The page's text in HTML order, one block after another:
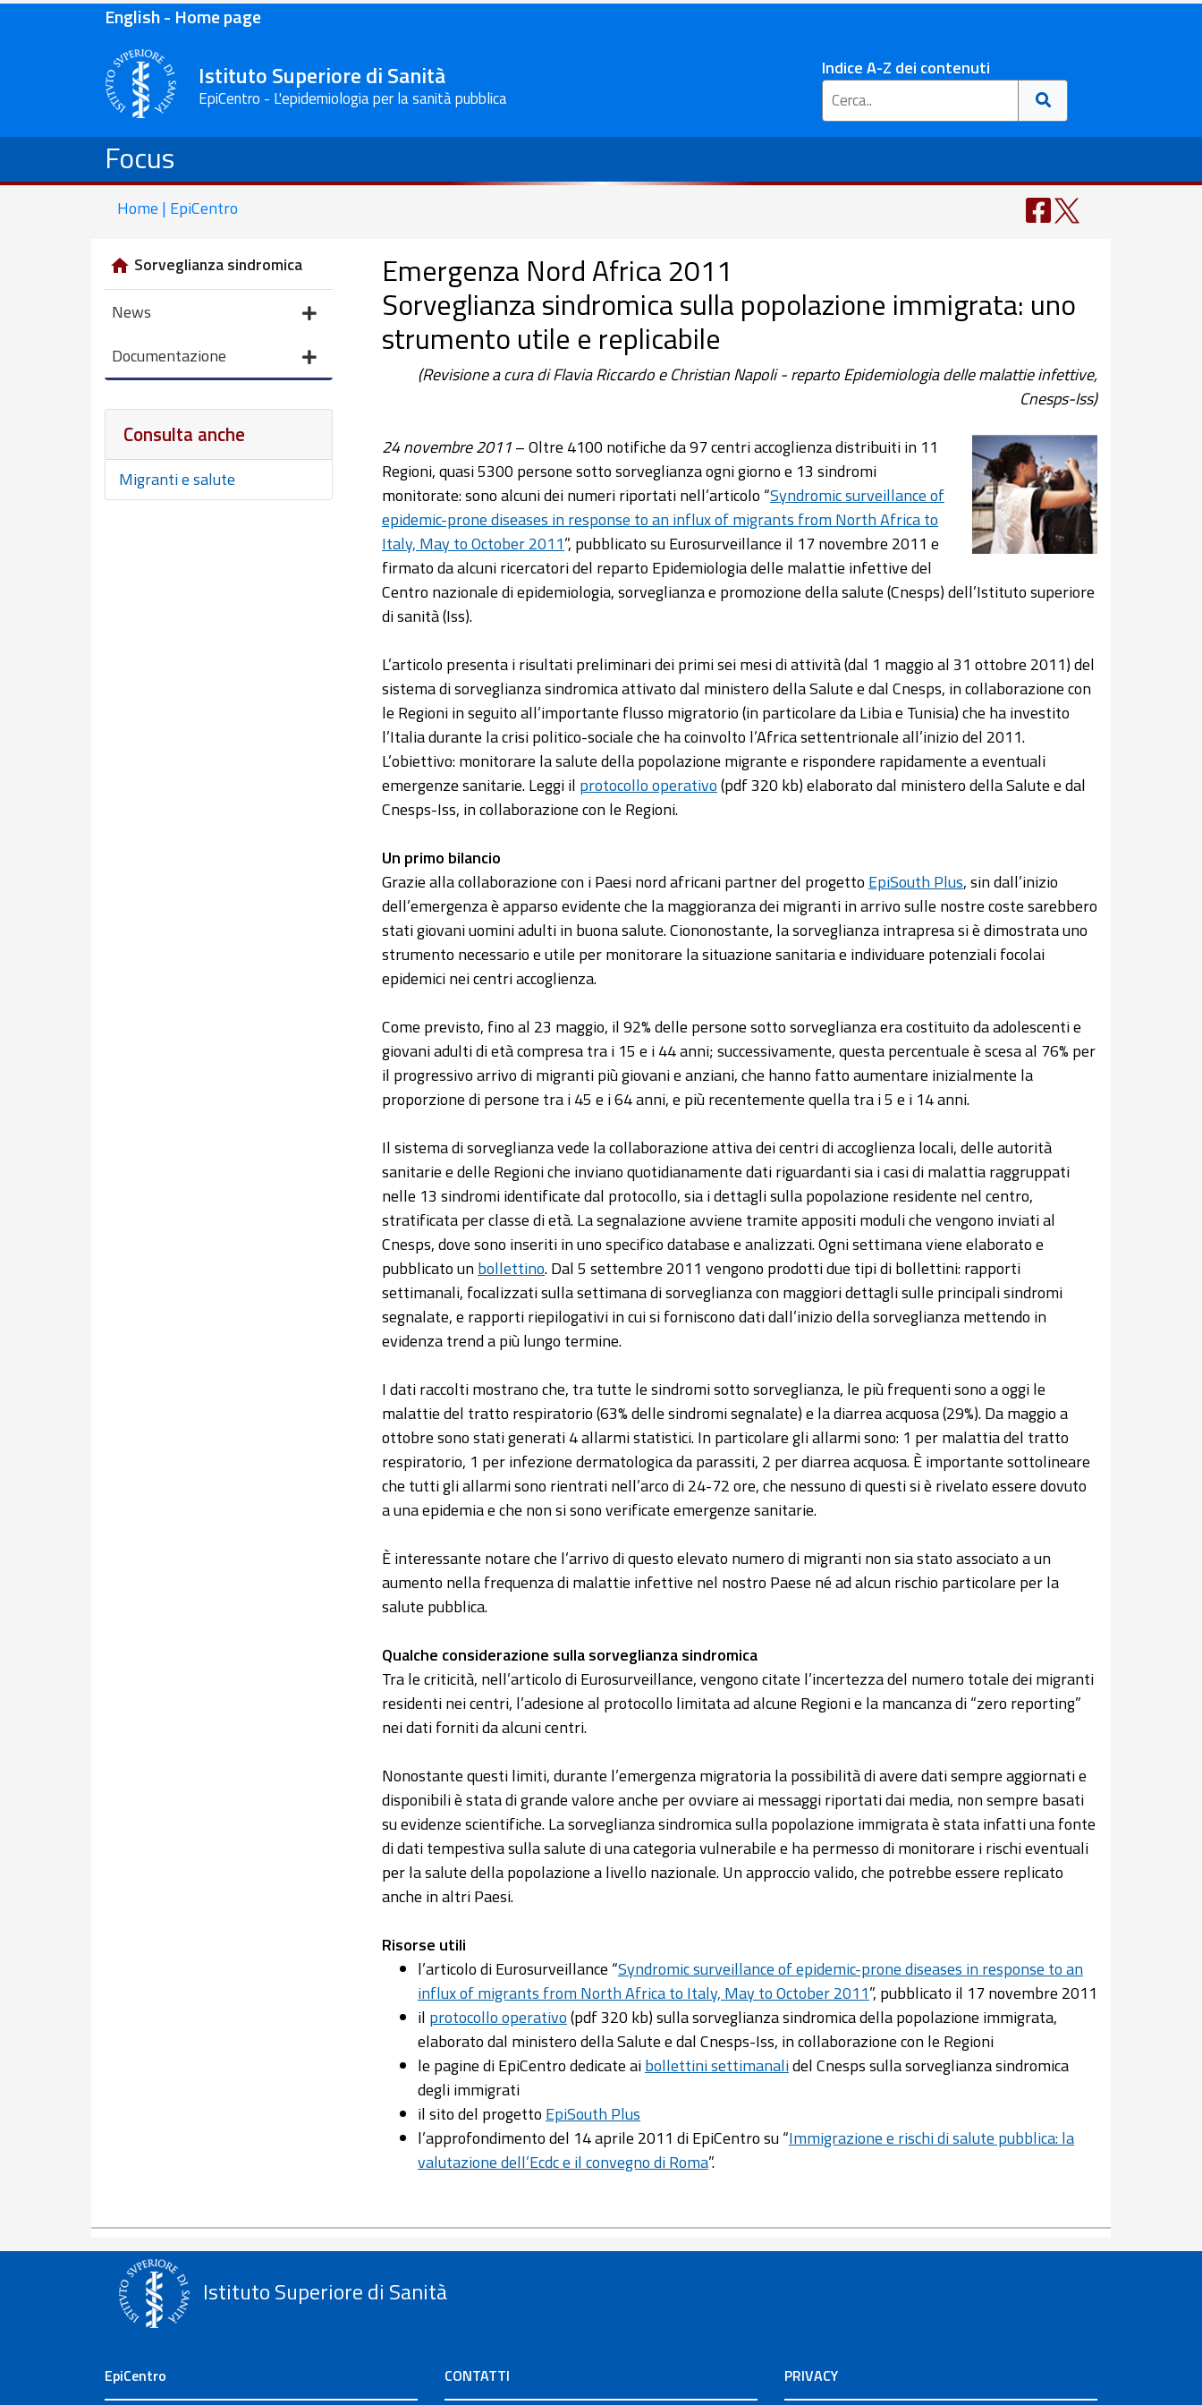
English - Home page
Istituto Superiore di Sanità
EpiCentro - L'epidemiologia per la sanità pubblica
Indice A-Z dei contenuti
Focus
Home | EpiCentro
Sorveglianza sindromica
News
Documentazione
Consulta anche
Migranti e salute
Emergenza Nord Africa 2011
Sorveglianza sindromica sulla popolazione immigrata: uno
strumento utile e replicabile
(Revisione a cura di Flavia Riccardo e Christian Napoli - reparto Epidemiologia delle malattie infettive,
Cnesps-Iss)
24 novembre 2011– Oltre 4100 notifiche da 97 centri accoglienza distribuiti in 11
Regioni, quasi 5300 persone sotto sorveglianza ogni giorno e 13 sindromi
monitorate: sono alcuni dei numeri riportati nell’articolo “Syndromic surveillance of
epidemic-prone diseases in response to an influx of migrants from North Africa to
Italy, May to October 2011”, pubblicato su Eurosurveillance il 17 novembre 2011 e
firmato da alcuni ricercatori del reparto Epidemiologia delle malattie infettive del
Centro nazionale di epidemiologia, sorveglianza e promozione della salute (Cnesps) dell’Istituto superiore
di sanità (Iss).
L’articolo presenta i risultati preliminari dei primi sei mesi di attività (dal 1 maggio al 31 ottobre 2011) del
sistema di sorveglianza sindromica attivato dal ministero della Salute e dal Cnesps, in collaborazione con
le Regioni in seguito all’importante flusso migratorio (in particolare da Libia e Tunisia) che ha investito
l’Italia durante la crisi politico-sociale che ha coinvolto l’Africa settentrionale all’inizio del 2011.
L’obiettivo: monitorare la salute della popolazione migrante e rispondere rapidamente a eventuali
emergenze sanitarie. Leggi il protocollo operativo(pdf 320 kb) elaborato dal ministero della Salute e dal
Cnesps-Iss, in collaborazione con le Regioni.
Un primo bilancio
Grazie alla collaborazione con i Paesi nord africani partner del progetto EpiSouth Plus, sin dall’inizio
dell’emergenza è apparso evidente che la maggioranza dei migranti in arrivo sulle nostre coste sarebbero
stati giovani uomini adulti in buona salute. Ciononostante, la sorveglianza intrapresa si è dimostrata uno
strumento necessario e utile per monitorare la situazione sanitaria e individuare potenziali focolai
epidemici nei centri accoglienza.
Come previsto, fino al 23 maggio, il 92% delle persone sotto sorveglianza era costituito da adolescenti e
giovani adulti di età compresa tra i 15 e i 44 anni; successivamente, questa percentuale è scesa al 76% per
il progressivo arrivo di migranti più giovani e anziani, che hanno fatto aumentare inizialmente la
proporzione di persone tra i 45 e i 64 anni, e più recentemente quella tra i 5 e i 14 anni.
Il sistema di sorveglianza vede la collaborazione attiva dei centri di accoglienza locali, delle autorità
sanitarie e delle Regioni che inviano quotidianamente dati riguardanti sia i casi di malattia raggruppati
nelle 13 sindromi identificate dal protocollo, sia i dettagli sulla popolazione residente nel centro,
stratificata per classe di età. La segnalazione avviene tramite appositi moduli che vengono inviati al
Cnesps, dove sono inseriti in uno specifico database e analizzati. Ogni settimana viene elaborato e
pubblicato unbollettino. Dal 5 settembre 2011 vengono prodotti due tipi di bollettini: rapporti
settimanali, focalizzati sulla settimana di sorveglianza con maggiori dettagli sulle principali sindromi
segnalate, e rapporti riepilogativi in cui si forniscono dati dall’inizio della sorveglianza mettendo in
evidenza trend a più lungo termine.
I dati raccolti mostrano che, tra tutte le sindromi sotto sorveglianza, le più frequenti sono a oggi le
malattie del tratto respiratorio (63% delle sindromi segnalate) e la diarrea acquosa (29%). Da maggio a
ottobre sono stati generati 4 allarmi statistici. In particolare gli allarmi sono: 1 per malattia del tratto
respiratorio, 1 per infezione dermatologica da parassiti, 2 per diarrea acquosa. È importante sottolineare
che tutti gli allarmi sono rientrati nell’arco di 24-72 ore, che nessuno di questi si è rivelato essere dovuto
a una epidemia e che non si sono verificate emergenze sanitarie.
È interessante notare che l’arrivo di questo elevato numero di migranti non sia stato associato a un
aumento nella frequenza di malattie infettive nel nostro Paese né ad alcun rischio particolare per la
salute pubblica.
Qualche considerazione sulla sorveglianza sindromica
Tra le criticità, nell’articolo di Eurosurveillance, vengono citate l’incertezza del numero totale dei migranti
residenti nei centri, l’adesione al protocollo limitata ad alcune Regioni e la mancanza di “zero reporting”
nei dati forniti da alcuni centri.
Nonostante questi limiti, durante l’emergenza migratoria la possibilità di avere dati sempre aggiornati e
disponibili è stata di grande valore anche per ovviare ai messaggi riportati dai media, non sempre basati
su evidenze scientifiche. La sorveglianza sindromica sulla popolazione immigrata è stata infatti una fonte
di dati tempestiva sulla salute di una categoria vulnerabile e ha permesso di monitorare i rischi eventuali
per la salute della popolazione a livello nazionale. Un approccio valido, che potrebbe essere replicato
anche in altri Paesi.
Risorse utili
l’articolo di Eurosurveillance “Syndromic surveillance of epidemic-prone diseases in response to an
influx of migrants from North Africa to Italy, May to October 2011”, pubblicato il 17 novembre 2011
il protocollo operativo(pdf 320 kb) sulla sorveglianza sindromica della popolazione immigrata,
elaborato dal ministero della Salute e dal Cnesps-Iss, in collaborazione con le Regioni
le pagine di EpiCentro dedicate aibollettini settimanalidel Cnesps sulla sorveglianza sindromica
degli immigrati
il sito del progetto EpiSouth Plus
l’approfondimento del 14 aprile 2011 di EpiCentro su “Immigrazione e rischi di salute pubblica: la
valutazione dell’Ecdc e il convegno di Roma”.
Istituto Superiore di Sanità
EpiCentro CONTATTI PRIVACY